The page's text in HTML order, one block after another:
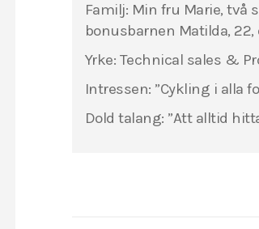
Familj: Min fru Marie, två
bonusbarnen Matilda, 22,
Yrke: Technical sales &
Intressen: ”Cykling i alla
Dold talang: ”Att alltid